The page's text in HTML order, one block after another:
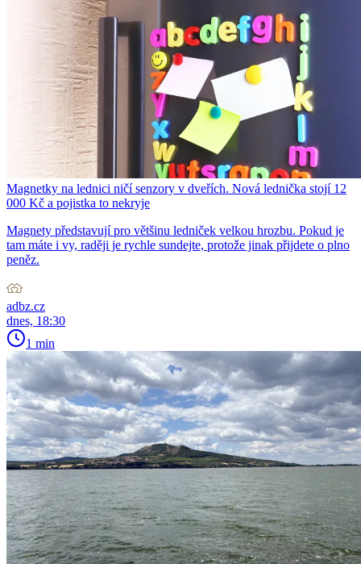
Magnetky na lednici ničí senzory v dveřích. Nová lednička stojí 12
000 Kč a pojistka to nekryje
Magnety představují pro většinu ledniček velkou hrozbu. Pokud je
tam máte i vy, raději je rychle sundejte, protože jinak přijdete o plno
peněz.
adbz.cz
dnes, 18:30
1 min